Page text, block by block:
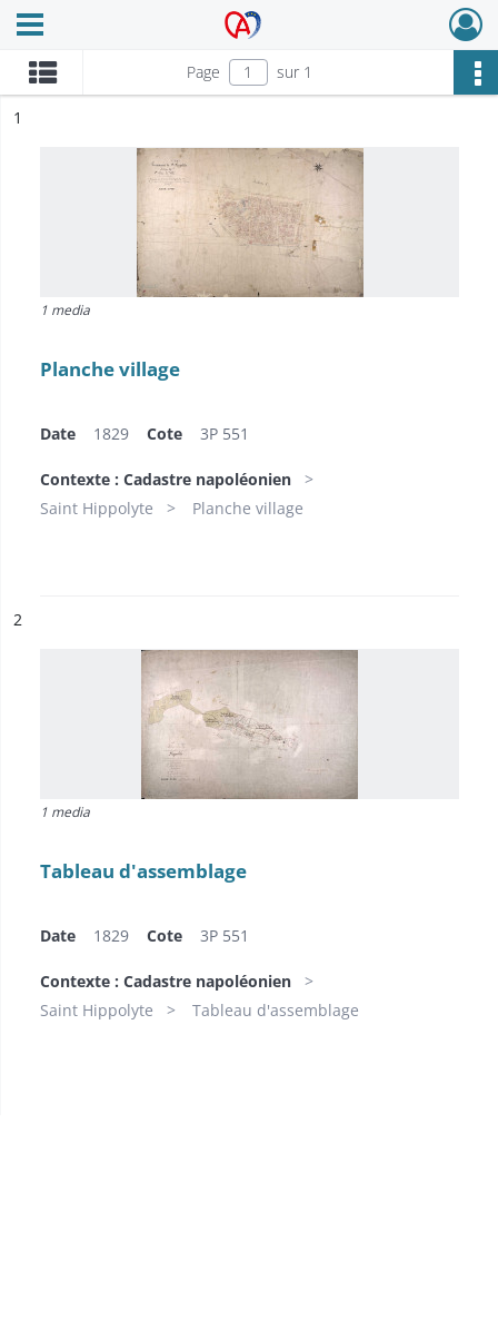
Archives Alsace - Colmar
Ouvrir le menu déroulant
Page sur 1
n°
1
1 media
Planche village
Date 1829 Cote 3P 551
Contexte : Cadastre napoléonien
Saint Hippolyte
Planche village
n°
2
1 media
Tableau d'assemblage
Date 1829 Cote 3P 551
Contexte : Cadastre napoléonien
Saint Hippolyte
Tableau d'assemblage